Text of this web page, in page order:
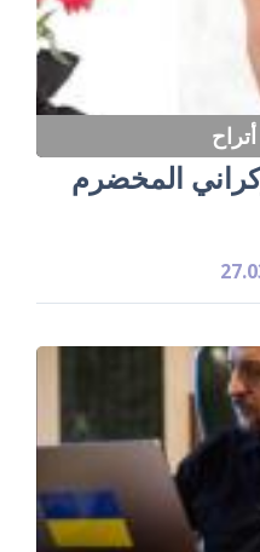
المخضرم